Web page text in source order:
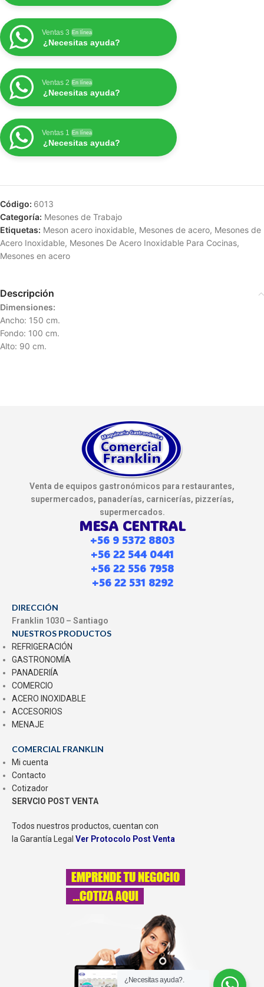
Ventas 3 En línea
¿Necesitas ayuda?
Ventas 2 En línea
¿Necesitas ayuda?
Ventas 1 En línea
¿Necesitas ayuda?
Código: 6013
Categoría: Mesones de Trabajo
Etiquetas: Meson acero inoxidable, Mesones de acero, Mesones de
Acero Inoxidable, Mesones De Acero Inoxidable Para Cocinas,
Mesones en acero
Descripción
Dimensiones:
Ancho: 150 cm.
Fondo: 100 cm.
Alto: 90 cm.
Venta de equipos gastronómicos para restaurantes,
supermercados, panaderías, carnicerías, pizzerías,
supermercados.
MESA CENTRAL
+56 9 5372 8803
+56 22 544 0441
+56 22 556 7958
+56 22 531 8292
DIRECCIÓN
Franklin 1030 – Santiago
NUESTROS PRODUCTOS
REFRIGERACIÓN
GASTRONOMÍA
PANADERIÍA
COMERCIO
ACERO INOXIDABLE
ACCESORIOS
MENAJE
COMERCIAL FRANKLIN
Mi cuenta
Contacto
Cotizador
SERVCIO POST VENTA
Todos nuestros productos, cuentan con
la Garantía Legal Ver Protocolo Post Venta
¿Necesitas ayuda?.